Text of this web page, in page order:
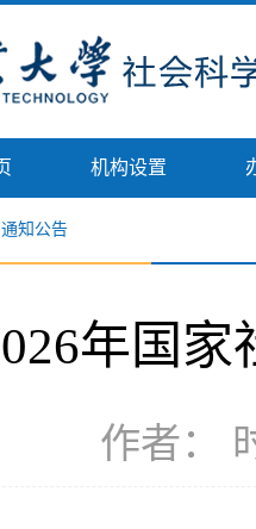
机构设置
通知公告
年国
作者：